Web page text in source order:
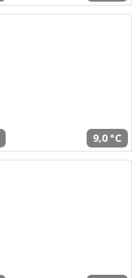
9,0 °C